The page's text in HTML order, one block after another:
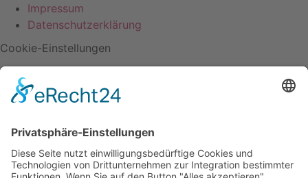
Impressum
Datenschutzerklärung
Cookie-Einstellungen